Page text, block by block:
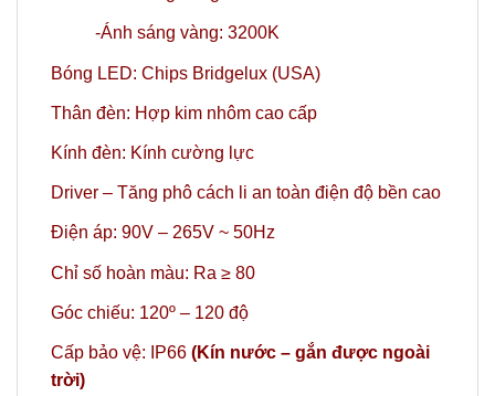
-Ánh sáng vàng: 3200K
Bóng LED: Chips Bridgelux (USA)
Thân đèn: Hợp kim nhôm cao cấp
Kính đèn: Kính cường lực
Driver – Tăng phô cách li an toàn điện độ bền cao
Điện áp: 90V – 265V ~ 50Hz
Chỉ số hoàn màu: Ra ≥ 80
Góc chiếu: 120º – 120 độ
Cấp bảo vệ: IP66 (Kín nước – gắn được ngoài
trời)